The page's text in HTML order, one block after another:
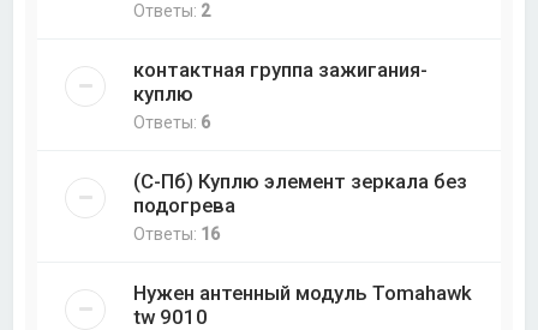
Ответы: 2
контактная группа зажигания-
куплю
Ответы: 6
(С-Пб) Куплю элемент зеркала без
подогрева
Ответы: 16
Нужен антенный модуль Tomahawk
tw 9010